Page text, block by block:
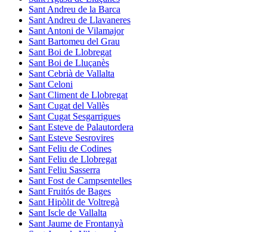
Sant Andreu de la Barca
Sant Andreu de Llavaneres
Sant Antoni de Vilamajor
Sant Bartomeu del Grau
Sant Boi de Llobregat
Sant Boi de Lluçanès
Sant Cebrià de Vallalta
Sant Celoni
Sant Climent de Llobregat
Sant Cugat del Vallès
Sant Cugat Sesgarrigues
Sant Esteve de Palautordera
Sant Esteve Sesrovires
Sant Feliu de Codines
Sant Feliu de Llobregat
Sant Feliu Sasserra
Sant Fost de Campsentelles
Sant Fruitós de Bages
Sant Hipòlit de Voltregà
Sant Iscle de Vallalta
Sant Jaume de Frontanyà